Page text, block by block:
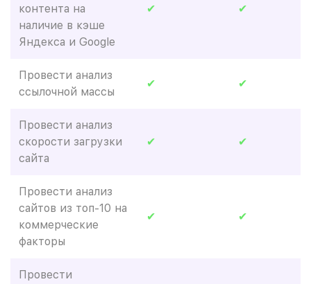
контента на
наличие в кэше
Яндекса и Google
✔ ✔
Провести анализ
ссылочной массы
✔ ✔
Провести анализ
скорости загрузки
сайта
✔ ✔
Провести анализ
сайтов из топ-10 на
коммерческие
факторы
✔ ✔
Провести